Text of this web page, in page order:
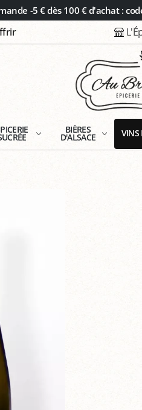
-5 € dès 100 € d'achat :
BIÈRES
D'ALSACE VINS